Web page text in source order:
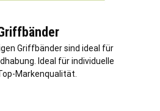
Griffbänder sind ideal für
Ideal für individuelle
Markenqualität.